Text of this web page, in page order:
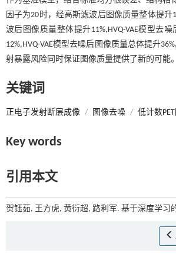
因子为20时，经高斯滤波后图像质量整体提升
波后图像质量整体提升11%,HVQ-VAE模型去
12%,HVQ-VAE模型去噪后图像质量总体提升
射暴露风险同时保证图像质量提供了新的可能。
关键词
正电子发射断层成像 / 图像去噪 / 低计数
Key words
引用本文
贺钰茹, 王方虎, 黄衍超, 路利军. 基于深度学习